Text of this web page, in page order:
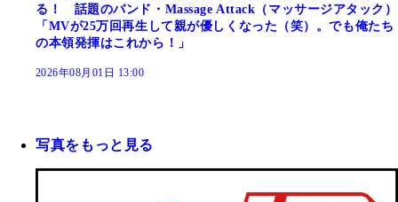
る！ 話題のバンド・Massage Attack（マッサージアタック）
「MVが25万回再生して親が優しくなった（笑）。でも俺たち
の本領発揮はこれから！」
2026年08月01日 13:00
写真をもっと見る